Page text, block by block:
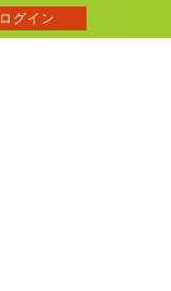
ログイン